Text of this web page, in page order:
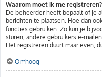
Waarom moet ik me registreren?
De beheerder heeft bepaalt of je
berichten te plaatsen. Hoe dan
functies gebruiken. Zo kun je
sturen, andere gebruikers e-
Het registreren duurt maar even,
Omhoog